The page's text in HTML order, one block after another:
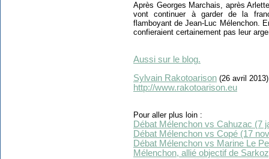
Après Georges Marchais, après
vont continuer à garder de la
flamboyant de Jean-Luc Mélenchon.
confieraient certainement pas leur
Aussi sur le blog.
Sylvain Rakotoarison (26 avril 2013)
http://www.rakotoarison.eu
Pour aller plus loin :
Débat Mélenchon vs Cahuzac (7
Débat Mélenchon vs Copé (17
Débat Mélenchon vs Marine Le
Mélenchon, allié objectif de